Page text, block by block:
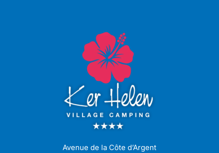
Avenue de la Côte d’Argent